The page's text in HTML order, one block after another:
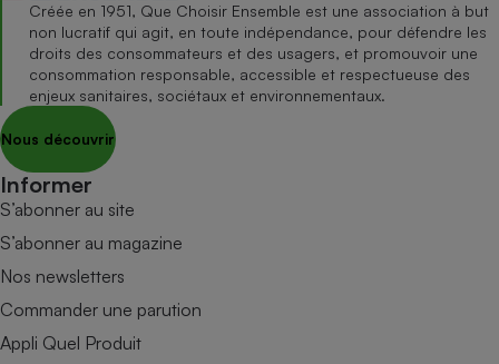
Créée en 1951, Que Choisir Ensemble est une association à but
non lucratif qui agit, en toute indépendance, pour défendre les
droits des consommateurs et des usagers, et promouvoir une
consommation responsable, accessible et respectueuse des
enjeux sanitaires, sociétaux et environnementaux.
Nous découvrir
Informer
S’abonner au site
S’abonner au magazine
Nos newsletters
Commander une parution
Appli Quel Produit